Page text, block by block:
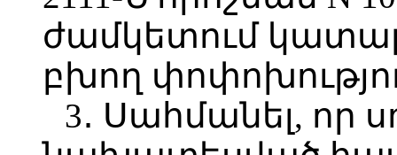
ժամկետում
բխող
3․ Սահմանել, որ